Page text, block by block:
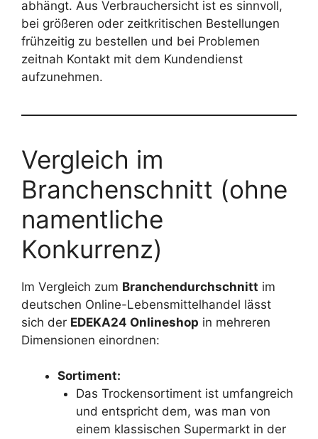
abhängt. Aus Verbrauchersicht ist es sinnvoll,
bei größeren oder zeitkritischen Bestellungen
frühzeitig zu bestellen und bei Problemen
zeitnah Kontakt mit dem Kundendienst
aufzunehmen.
Vergleich im
Branchenschnitt (ohne
namentliche
Konkurrenz)
Im Vergleich zum Branchendurchschnitt im
deutschen Online-Lebensmittelhandel lässt
sich der EDEKA24 Onlineshop in mehreren
Dimensionen einordnen:
Sortiment:
Das Trockensortiment ist umfangreich
und entspricht dem, was man von
einem klassischen Supermarkt in der